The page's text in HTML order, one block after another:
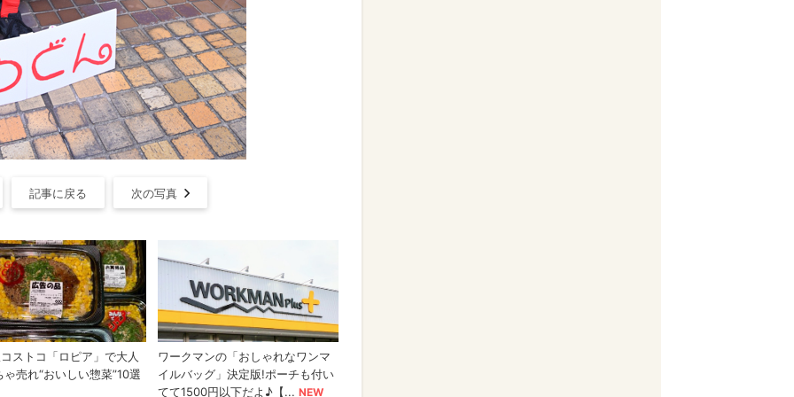
記事に戻る 次の写真